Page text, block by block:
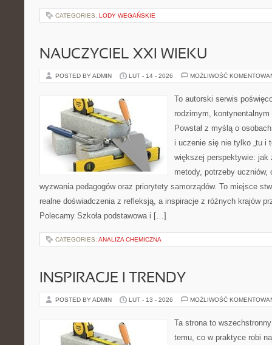
CATEGORIES: LODY WEGAŃSKIE
NAUCZYCIEL XXI WIEKU
POSTED BY ADMIN LUT - 14 - 2026 MOŻLIWOŚĆ
To autorski serwis
rodzimym,
Powstał z myślą o
i uczenie się nie tylko „tu i
większej perspektywie: jak
metody, potrzeby
wyzwania pedagogów oraz priorytety samorządów. To miejsce
realne doświadczenia z refleksją, a inspiracje z różnych krajów
Polecamy Szkoła podstawowa i […]
CATEGORIES: ANALIZA CHEMICZNA
INSPIRACJE I TRENDY
POSTED BY ADMIN LUT - 13 - 2026 MOŻLIWOŚĆ
Ta strona to
temu, co w praktyce robi